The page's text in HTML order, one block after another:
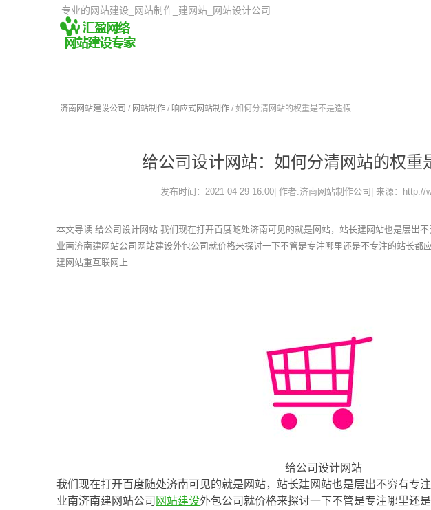
专业的网站建设_网站制作_建网站_网站设计公司
济南网站建设公司 / 网站制作 / 响应式网站制作 / 如何分清网站的权重是不是造假
给公司设计网站：如何分清网站的权重
发布时间：2021-04-29 16:00| 作者:济南网站制作公司| 来源：http://
本文导读:给公司设计网站:我们现在打开百度随处济南可见的就是网站，站长建网站也是层出
业南济南建网站公司网站建设外包公司就价格来探讨一下不管是专注哪里还是不专注的站长都
建网站重互联网上...
给公司设计网站
我们现在打开百度随处济南可见的就是网站，站长建网站也是层出不穷有专
业南济南建网站公司 网站建设外包公司就价格来探讨一下不管是专注哪里还